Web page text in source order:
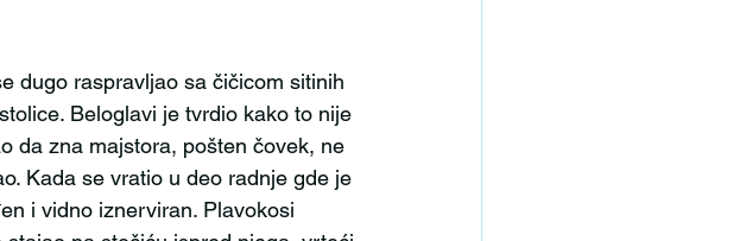
Beloglavi je tvrdio kako to nije
da zna majstora, pošten čovek, ne
Kada se vratio u deo radnje gde je
i vidno iznerviran. Plavokosi